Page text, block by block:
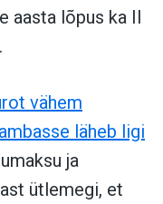
aasta lõpus ka II
vähem
läheb ligi
ja
ütlemegi, et